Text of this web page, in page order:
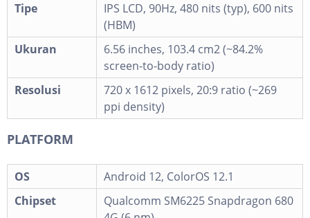
Tipe
IPS LCD, 90Hz, 480 nits (typ), 600 nits
(HBM)
Ukuran
6.56 inches, 103.4 cm2 (~84.2%
screen-to-body ratio)
Resolusi
720 x 1612 pixels, 20:9 ratio (~269
ppi density)
PLATFORM
OS
Android 12, ColorOS 12.1
Chipset
Qualcomm SM6225 Snapdragon 680